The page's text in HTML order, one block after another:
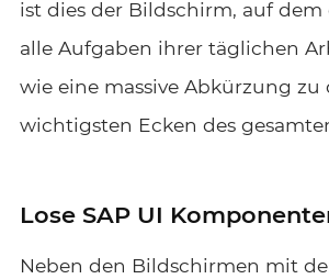
ist dies der Bildschirm, auf
alle Aufgaben ihrer täglichen
wie eine massive Abkürzung zu
wichtigsten Ecken des
Lose SAP UI
Neben den Bildschirmen mit